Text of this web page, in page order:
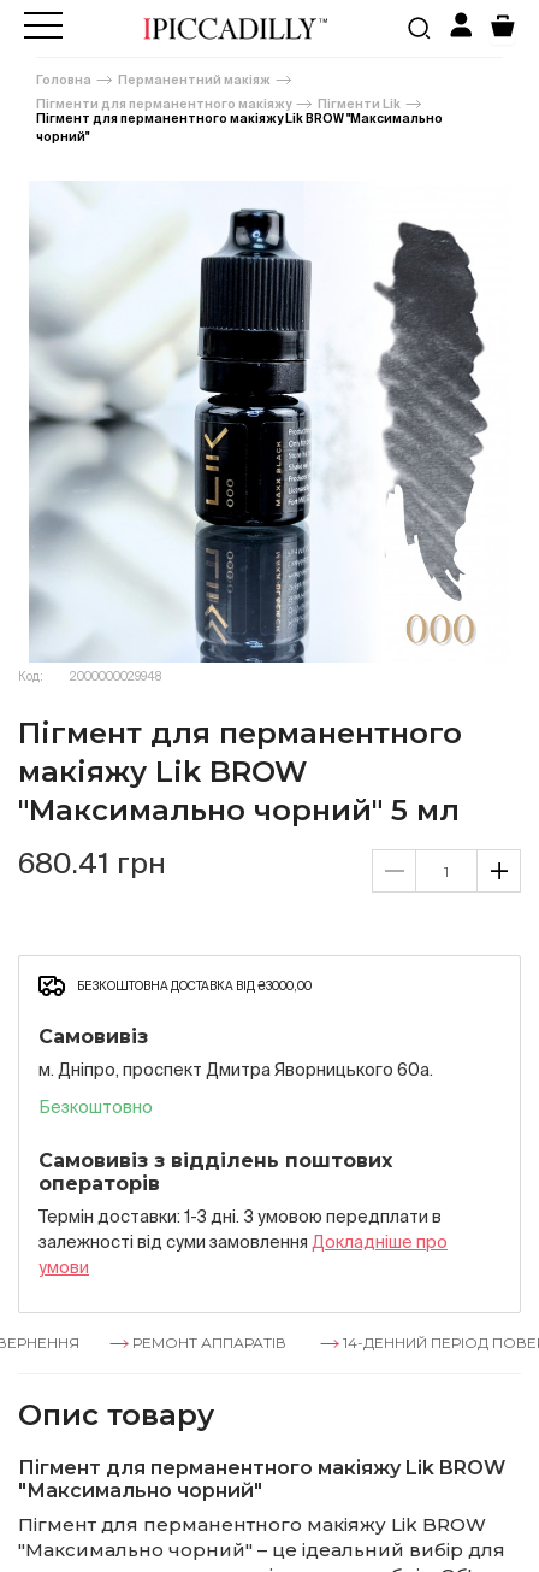
Головна
Перманентний макіяж
Пігменти для перманентного макіяжу
Пігменти Lik
Пігмент для перманентного макіяжу Lik BROW "Максимально
чорний"
Код: 2000000029948
Пігмент для перманентного
макіяжу Lik BROW
"Максимально чорний" 5 мл
680.41 грн
БЕЗКОШТОВНА ДОСТАВКА ВІД ₴3000,00
Самовивіз
м. Дніпро, проспект Дмитра Яворницького 60а.
Безкоштовно
Самовивіз з відділень поштових
операторів
Термін доставки: 1-3 дні. З умовою передплати в
залежностi вiд суми замовлення Докладнiше про
умови
РЕМОНТ АППАРАТІВ 14-ДЕННИЙ ПЕРІОД
Опис товару
Пігмент для перманентного макіяжу Lik BROW
"Максимально чорний"
Пігмент для перманентного макіяжу Lik BROW
"Максимально чорний" – це ідеальний вибір для